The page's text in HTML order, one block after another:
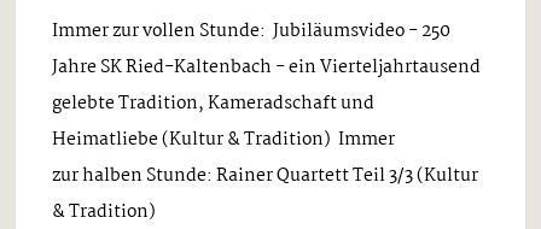
Immer zur vollen Stunde: Jubiläumsvideo - 250
Jahre SK Ried-Kaltenbach - ein Vierteljahrtausend
gelebte Tradition, Kameradschaft und
Heimatliebe (Kultur & Tradition) Immer
zur halben Stunde: Rainer Quartett Teil 3/3 (Kultur
& Tradition)